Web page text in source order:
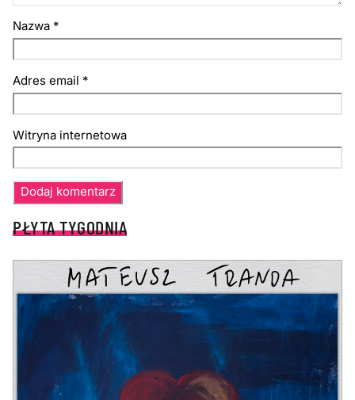
Nazwa *
Adres email *
Witryna internetowa
PŁYTA TYGODNIA